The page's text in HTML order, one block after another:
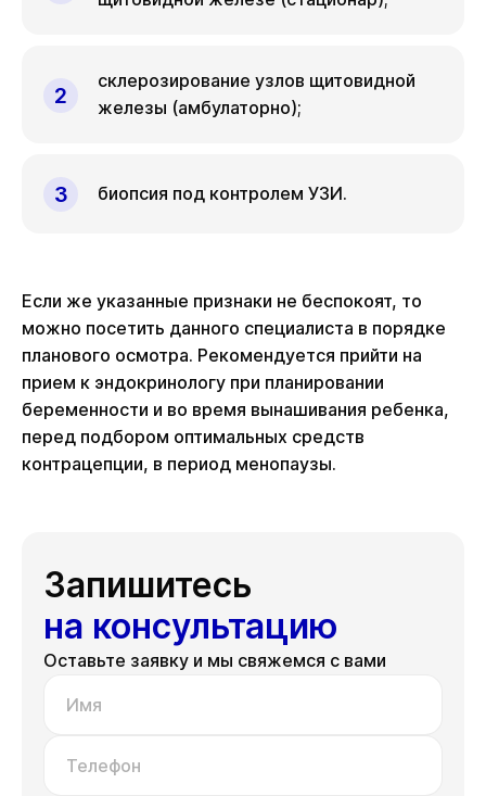
склерозирование узлов щитовидной
железы (амбулаторно);
биопсия под контролем УЗИ.
Если же указанные признаки не беспокоят, то
можно посетить данного специалиста в порядке
планового осмотра. Рекомендуется прийти на
прием к эндокринологу при планировании
беременности и во время вынашивания ребенка,
перед подбором оптимальных средств
контрацепции, в период менопаузы.
Запишитесь
на консультацию
Оставьте заявку и мы свяжемся с вами
Имя
Телефон